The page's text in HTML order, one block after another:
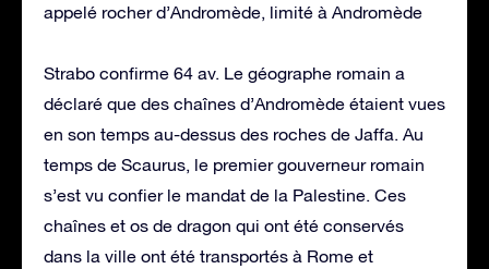
appelé rocher d’Andromède, limité à Andromède
Strabo confirme 64 av. Le géographe romain a
déclaré que des chaînes d’Andromède étaient vues
en son temps au-dessus des roches de Jaffa. Au
temps de Scaurus, le premier gouverneur romain
s’est vu confier le mandat de la Palestine. Ces
chaînes et os de dragon qui ont été conservés
dans la ville ont été transportés à Rome et